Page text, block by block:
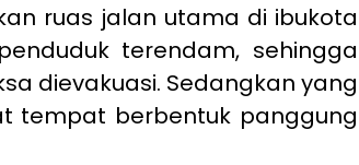
ruas jalan utama di ibukota
terendam, sehingga
dievakuasi. Sedangkan yang
tempat berbentuk panggung